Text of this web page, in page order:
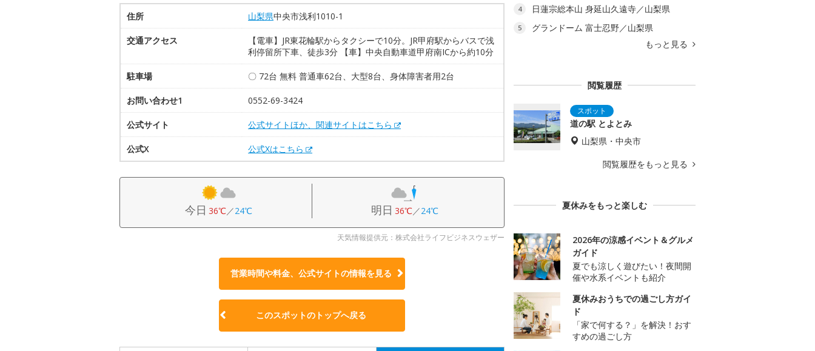
住所 山梨県中央市浅利1010-1
交通アクセス
【電車】JR東花輪駅からタクシーで10分。JR甲府駅からバスで浅
利停留所下車、徒歩3分 【車】中央自動車道甲府南ICから約10分
駐車場 〇 72台 無料 普通車62台、大型8台、身体障害者用2台
お問い合わせ1 0552-69-3424
公式サイト 公式サイトほか、関連サイトはこちら
公式X 公式Xはこちら
今日 36℃／24℃ 明日 36℃／24℃
天気情報提供元：株式会社ライフビジネスウェザー
営業時間や料金、公式サイトの情報を見る
このスポットのトップへ戻る
4 日蓮宗総本山 身延山久遠寺／山梨県
5
グランドーム 富士忍野／山梨県
もっと見る
閲覧履歴
道の駅 とよとみ
山梨県・中央市
閲覧履歴をもっと見る
夏休みをもっと楽しむ
2026年の涼感イベント＆グルメ
ガイド
夏でも涼しく遊びたい！夜間開
催や水系イベントも紹介
夏休みおうちでの過ごし方ガイ
ド
「家で何する？」を解決！おす
すめの過ごし方